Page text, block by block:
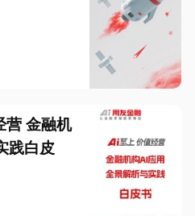
营 金融机
践白皮